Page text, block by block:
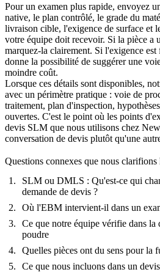
Pour un examen plus rapide, envoyez
native, le plan contrôlé, le grade du
livraison cible, l'exigence de surface et
votre équipe doit recevoir. Si la pièce a
marquez-la clairement. Si l'exigence
donne la possibilité de suggérer une
moindre coût.
Lorsque ces détails sont disponibles,
avec un périmètre pratique : voie de
traitement, plan d'inspection,
ouvertes. C'est le point où les points
devis SLM que nous utilisons chez
conversation de devis plutôt qu'une
Questions connexes que nous
SLM ou DMLS : Qu'est-ce qui
demande de devis ?
Où l'EBM intervient-il dans un
Ce que notre équipe vérifie dans
poudre
Quelles pièces ont du sens pour la
Ce que nous incluons dans un